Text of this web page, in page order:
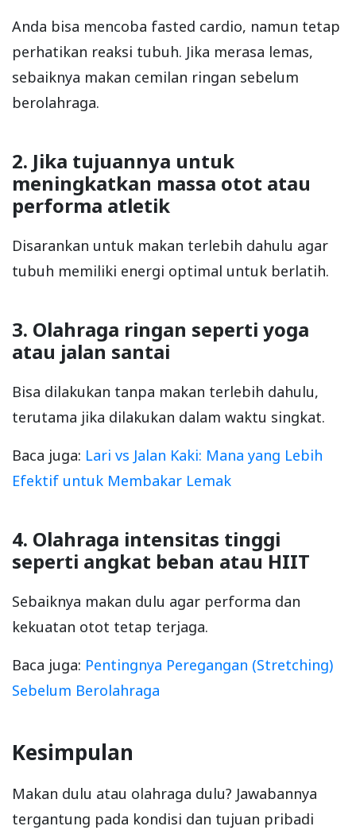
Anda bisa mencoba fasted cardio, namun tetap
perhatikan reaksi tubuh. Jika merasa lemas,
sebaiknya makan cemilan ringan sebelum
berolahraga.
2. Jika tujuannya untuk
meningkatkan massa otot atau
performa atletik
Disarankan untuk makan terlebih dahulu agar
tubuh memiliki energi optimal untuk berlatih.
3. Olahraga ringan seperti yoga
atau jalan santai
Bisa dilakukan tanpa makan terlebih dahulu,
terutama jika dilakukan dalam waktu singkat.
Baca juga: Lari vs Jalan Kaki: Mana yang Lebih
Efektif untuk Membakar Lemak
4. Olahraga intensitas tinggi
seperti angkat beban atau HIIT
Sebaiknya makan dulu agar performa dan
kekuatan otot tetap terjaga.
Baca juga: Pentingnya Peregangan (Stretching)
Sebelum Berolahraga
Kesimpulan
Makan dulu atau olahraga dulu? Jawabannya
tergantung pada kondisi dan tujuan pribadi